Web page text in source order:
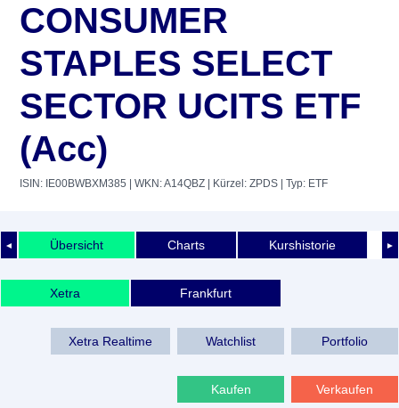
CONSUMER
STAPLES SELECT
SECTOR UCITS ETF
(Acc)
ISIN: IE00BWBXM385 | WKN: A14QBZ | Kürzel: ZPDS | Typ: ETF
◄ ►
Übersicht Charts Kurshistorie
Xetra Frankfurt
Xetra Realtime Watchlist Portfolio
Kaufen Verkaufen